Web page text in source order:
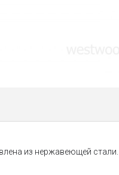
из нержавеющей стали.